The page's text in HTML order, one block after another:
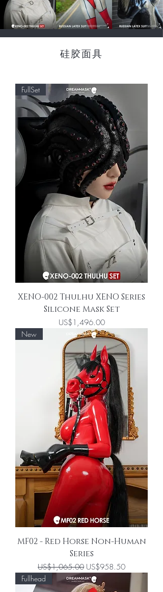
硅胶面具
FullSet
XENO-002 Thulhu XENO Series
Silicone Mask Set
價格
US$1,496.00
New
MF02 - Red Horse Non-Human
Series
一般價格
US$1,065.00 促銷價格
US$958.50
Fullhead